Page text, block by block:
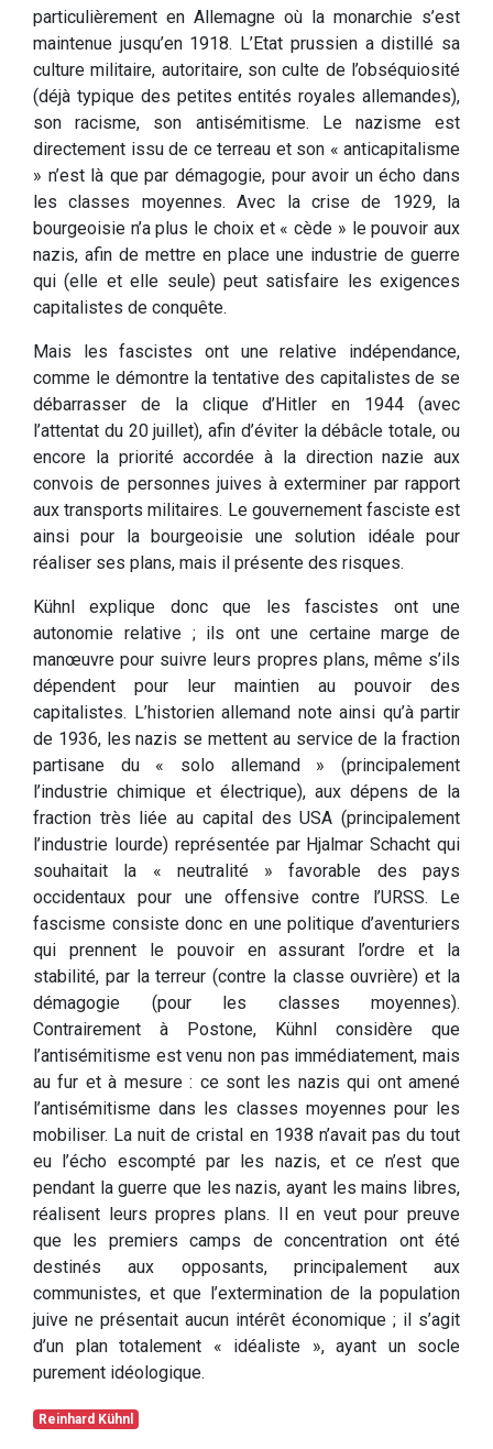
particulièrement en Allemagne où la monarchie s’est
maintenue jusqu’en 1918. L’Etat prussien a distillé sa
culture militaire, autoritaire, son culte de l’obséquiosité
(déjà typique des petites entités royales allemandes),
son racisme, son antisémitisme. Le nazisme est
directement issu de ce terreau et son « anticapitalisme
» n’est là que par démagogie, pour avoir un écho dans
les classes moyennes. Avec la crise de 1929, la
bourgeoisie n’a plus le choix et « cède » le pouvoir aux
nazis, afin de mettre en place une industrie de guerre
qui (elle et elle seule) peut satisfaire les exigences
capitalistes de conquête.
Mais les fascistes ont une relative indépendance,
comme le démontre la tentative des capitalistes de se
débarrasser de la clique d’Hitler en 1944 (avec
l’attentat du 20 juillet), afin d’éviter la débâcle totale, ou
encore la priorité accordée à la direction nazie aux
convois de personnes juives à exterminer par rapport
aux transports militaires. Le gouvernement fasciste est
ainsi pour la bourgeoisie une solution idéale pour
réaliser ses plans, mais il présente des risques.
Kühnl explique donc que les fascistes ont une
autonomie relative ; ils ont une certaine marge de
manœuvre pour suivre leurs propres plans, même s’ils
dépendent pour leur maintien au pouvoir des
capitalistes. L’historien allemand note ainsi qu’à partir
de 1936, les nazis se mettent au service de la fraction
partisane du « solo allemand » (principalement
l’industrie chimique et électrique), aux dépens de la
fraction très liée au capital des USA (principalement
l’industrie lourde) représentée par Hjalmar Schacht qui
souhaitait la « neutralité » favorable des pays
occidentaux pour une offensive contre l’URSS. Le
fascisme consiste donc en une politique d’aventuriers
qui prennent le pouvoir en assurant l’ordre et la
stabilité, par la terreur (contre la classe ouvrière) et la
démagogie (pour les classes moyennes).
Contrairement à Postone, Kühnl considère que
l’antisémitisme est venu non pas immédiatement, mais
au fur et à mesure : ce sont les nazis qui ont amené
l’antisémitisme dans les classes moyennes pour les
mobiliser. La nuit de cristal en 1938 n’avait pas du tout
eu l’écho escompté par les nazis, et ce n’est que
pendant la guerre que les nazis, ayant les mains libres,
réalisent leurs propres plans. Il en veut pour preuve
que les premiers camps de concentration ont été
destinés aux opposants, principalement aux
communistes, et que l’extermination de la population
juive ne présentait aucun intérêt économique ; il s’agit
d’un plan totalement « idéaliste », ayant un socle
purement idéologique.
Reinhard Kühnl